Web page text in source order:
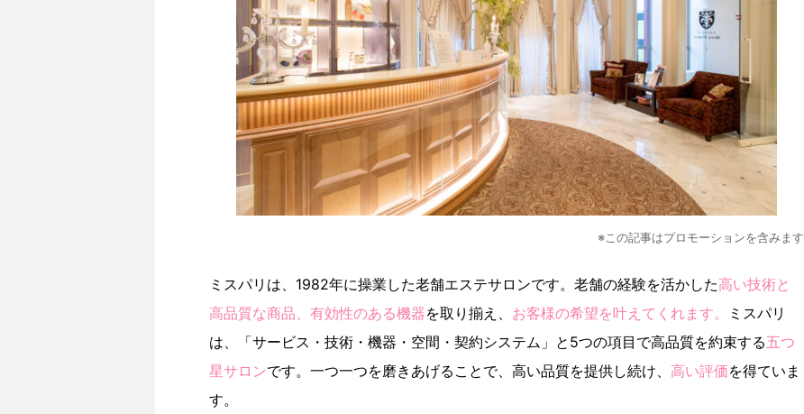
※この記事はプロモーションを含みます
ミスパリは、1982年に操業した老舗エステサロンです。老舗の経験を活かした高い技術と
高品質な商品、有効性のある機器を取り揃え、 お客様の希望を叶えてくれます。
ミスパリ
は、「サービス・技術・機器・空間・契約システム」と5つの項目で高品質を約束する五つ
星サロンです。一つ一つを磨きあげることで、高い品質を提供し続け、 高い評価を得ていま
す。